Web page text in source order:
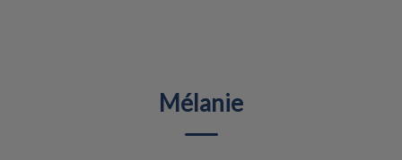
Mélanie